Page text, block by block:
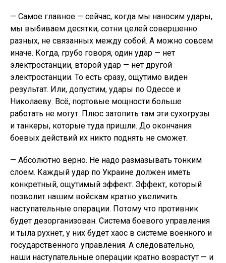
— Самое главное — сейчас, когда мы наносим удары,
мы выбиваем десятки, сотни целей совершенно
разных, не связанных между собой. А можно совсем
иначе. Когда, грубо говоря, один удар — нет
электростанции, второй удар — нет другой
электростанции. То есть сразу, ощутимо виден
результат. Или, допустим, удары по Одессе и
Николаеву. Всё, портовые мощности больше
работать не могут. Плюс затопить там эти сухогрузы
и танкеры, которые туда пришли. До окончания
боевых действий их никто поднять не сможет.
— Абсолютно верно. Не надо размазывать тонким
слоем. Каждый удар по Украине должен иметь
конкретный, ощутимый эффект. Эффект, который
позволит нашим войскам кратно увеличить
наступательные операции. Потому что противник
будет дезорганизован. Система боевого управления
и тыла рухнет, у них будет хаос в системе военного и
государственного управления. А следовательно,
наши наступательные операции кратно возрастут — и